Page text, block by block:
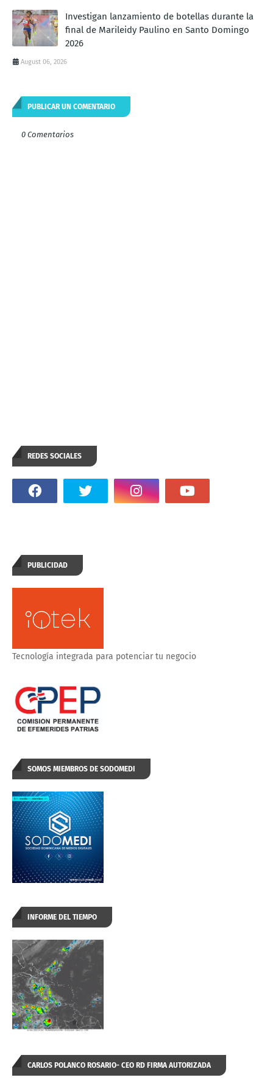
Investigan lanzamiento de botellas durante la
final de Marileidy Paulino en Santo Domingo
2026
August 06, 2026
PUBLICAR UN COMENTARIO
0 Comentarios
REDES SOCIALES
PUBLICIDAD
Tecnología integrada para potenciar tu negocio
SOMOS MIEMBROS DE SODOMEDI
INFORME DEL TIEMPO
CARLOS POLANCO ROSARIO- CEO RD FIRMA AUTORIZADA